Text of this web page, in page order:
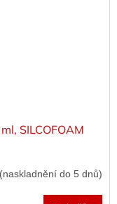
SILCOFOAM
do 5 dnů)